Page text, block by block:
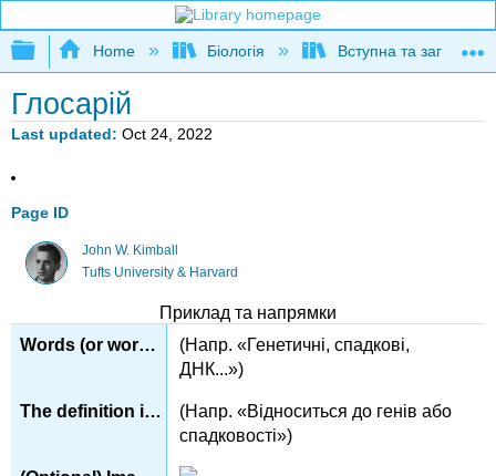
Expand/collapse global hierarchy
Home Біологія Вступна та загальна
Глосарій
Last updated Oct 24, 2022
Page ID
John W. Kimball
Tufts University & Harvard
Приклад та напрямки
(Напр. «Генетичні, спадкові,
ДНК...»)
(Напр. «Відноситься до генів або
спадковості»)